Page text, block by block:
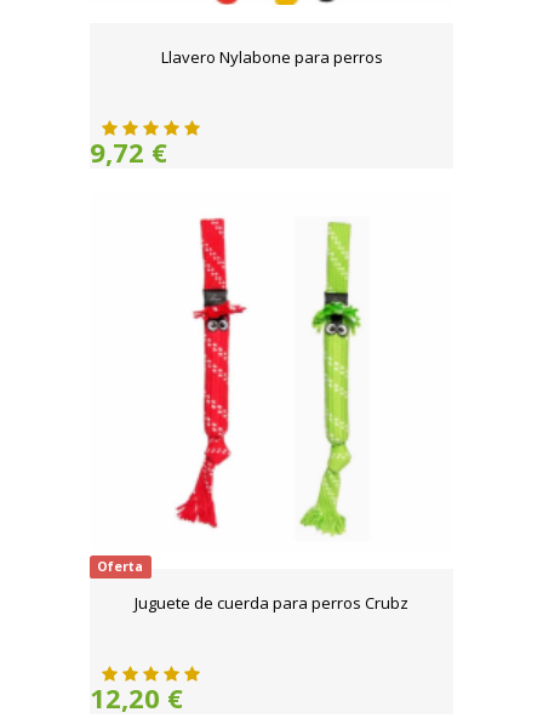
Llavero Nylabone para perros
9,72 €
Oferta
Juguete de cuerda para perros Crubz
12,20 €